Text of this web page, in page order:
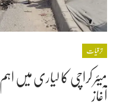
ترقیات
میئر کراچی کا لیاری میں
آغاز